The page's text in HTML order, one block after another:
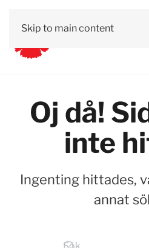
Skip to main content
Oj då!
inte
Ingenting hittades,
annat